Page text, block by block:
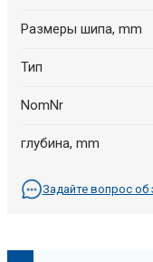
Размеры шипа, mm
Тип
NomNr
глубина, mm
Задайте вопрос об